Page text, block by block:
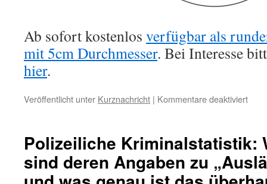
Ab sofort kostenlos verfügbar als
mit 5cm Durchmesser. Bei Interesse
hier.
Veröffentlicht unter Kurznachricht | Kommentare deaktiviertfür
no
Polizeiliche Kriminalstatistik:
sind deren Angaben zu